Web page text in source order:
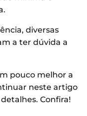
diversas
a ter dúvida a
pouco melhor a
neste artigo
Confira!